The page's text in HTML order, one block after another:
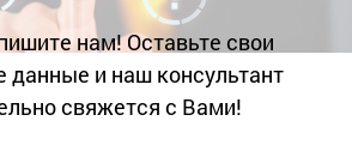
нам! Оставьте свои
данные и наш консультант
свяжется с Вами!